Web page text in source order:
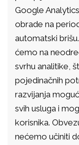
Google
obrade na
automatski
ćemo na
svrhu analitike,
pojedinačnih
razvijanja
svih usluga i
korisnika.
nećemo učiniti